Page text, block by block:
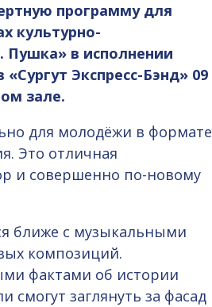
программу для
культурно-
Пушка» в исполнении
Экспресс-Бэнд» 09
зале.
для молодёжи в формате
Это отличная
и совершенно по-новому
ближе с музыкальными
композиций.
фактами об истории
заглянуть за фасад